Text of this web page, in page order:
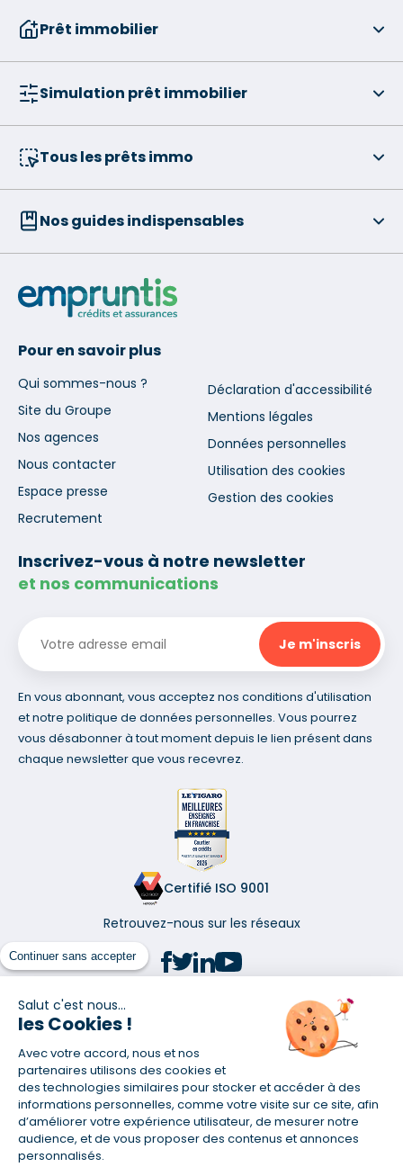
Continuer sans accepter
Salut c'est nous...
les Cookies !
Avec votre accord, nous et nos
partenaires utilisons des cookies et
des technologies similaires pour stocker et accéder à des
informations personnelles, comme votre visite sur ce site, afin
d’améliorer votre expérience utilisateur, de mesurer notre
audience, et de vous proposer des contenus et annonces
personnalisés.
Prêt immobilier
Simulation prêt immobilier
Tous les prêts immo
Nos guides indispensables
Pour en savoir plus
Qui sommes-nous ?
Site du Groupe
Nos agences
Nous contacter
Espace presse
Recrutement
Déclaration d'accessibilité
Mentions légales
Données personnelles
Utilisation des cookies
Gestion des cookies
Inscrivez-vous à notre newsletter
et nos communications
En vous abonnant, vous acceptez nos conditions d'utilisation
et notre politique de données personnelles. Vous pourrez
vous désabonner à tout moment depuis le lien présent dans
chaque newsletter que vous recevrez.
Certifié ISO 9001
Retrouvez-nous sur les réseaux
(1) Taux fixe national hors assurance et selon votre profil
(2) Économie de 65 % pour l'assurance d'un prêt amortissable de 330
457,23 € à 0,90 % sur 19,5 ans, accordé à un salarié non cadre assuré à
100 % (décès, PTIA, IPP, ITT, IPP) âgé de 36 ans fumeur et une personne
salariée non cadre assurée à 100 % (décès, PTIA, IPP, ITT, IPP) âgée de 35
ans et non-fumeur, tous deux sans risque médical connu. Au
14/07/2019, coût de l'assurance proposée par la banque 179,08 €/mois
en moyenne contre 64,60 €/mois en moyenne au 14/07/2022 avec
Empruntis.com (TAEA : 0,44 %, coût total de l'assurance : 15 117,65 €).